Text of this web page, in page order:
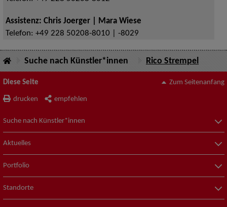
Assistenz: Chris Joerger | Mara Wiese
Telefon: +49 228 50208-8010 | -8029
Suche nach Künstler*innen Rico Strempel
Diese Seite
drucken empfehlen
Zum Seitenanfang
Suche nach Künstler*innen
Aktuelles
Portfolio
Standorte